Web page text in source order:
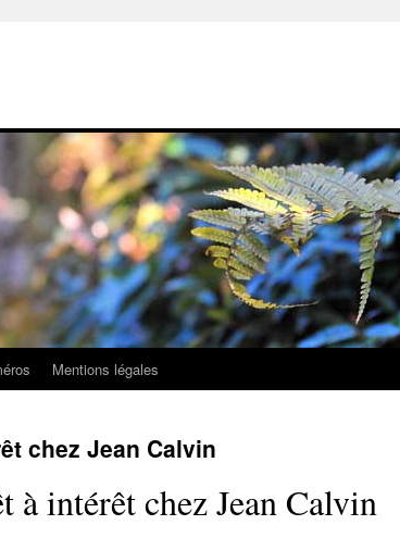
Mentions légales
chez Jean Calvin
intérêt chez Jean Calvin